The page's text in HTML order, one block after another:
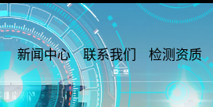
新闻中心 联系我们 检测资质